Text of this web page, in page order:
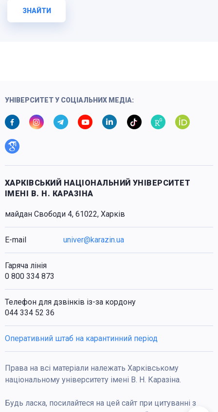
ЗНАЙТИ
УНІВЕРСИТЕТ У СОЦІАЛЬНИХ МЕДІА:
ХАРКІВСЬКИЙ НАЦІОНАЛЬНИЙ УНІВЕРСИТЕТ
ІМЕНІ В. Н. КАРАЗІНА
майдан Свободи 4, 61022, Харків
E-mail univer@karazin.ua
Гаряча лінія
0 800 334 873
Телефон для дзвінків із-за кордону
044 334 52 36
Оперативний штаб на карантинний період
Права на всі матеріали належать Харківському
національному університету імені В. Н. Каразіна.
Будь ласка, посилайтеся на цей сайт при цитуванні з